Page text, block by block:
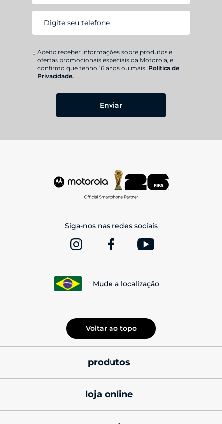
Enviar
Aceito receber informações sobre produtos e
ofertas promocionais especiais da Motorola, e
confirmo que tenho 16 anos ou mais. Política de
Privacidade.
Siga-nos nas redes sociais
Mude a localização
Voltar ao topo
produtos
celulares motorola
loja online